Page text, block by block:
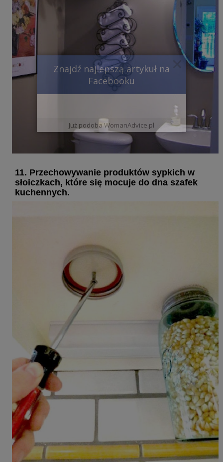
11. Przechowywanie produktów sypkich w
słoiczkach, które się mocuje do dna szafek
kuchennych.
Znajdź najlepszą artykuł na
Facebooku
Już podoba WomanAdvice.pl